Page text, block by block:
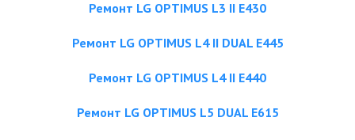
Ремонт LG OPTIMUS L3 II E430
Ремонт LG OPTIMUS L4 II DUAL E445
Ремонт LG OPTIMUS L4 II E440
Ремонт LG OPTIMUS L5 DUAL E615